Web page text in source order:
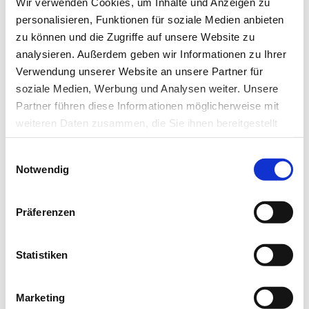
personalisieren, Funktionen für soziale Medien anbieten
zu können und die Zugriffe auf unsere Website zu
analysieren. Außerdem geben wir Informationen zu Ihrer
Verwendung unserer Website an unsere Partner für
soziale Medien, Werbung und Analysen weiter. Unsere
Partner führen diese Informationen möglicherweise mit
weiteren Daten zusammen, die Sie ihnen bereitgestellt
haben oder die sie im Rahmen Ihrer Nutzung der Dienste
Notwendig
Präferenzen
Statistiken
Marketing
Newsletter­anmeldung
Bleiben Sie auf dem Laufenden. Der MT-Dialog-
Newsletter informiert Sie jede Woche kostenfrei
über die wichtigsten Branchen-News, aktuelle
E-Mail-Adresse
Ich habe die Hinweise zum gelesen.*